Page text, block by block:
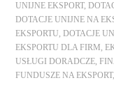
UNIJNE EKSPORT,
DOTACJE UNIJNE NA
EKSPORTU ,DOTACJE
EKSPORTU DLA FIRM ,
USŁUGI DORADCZE ,
FUNDUSZE NA EKSPORT